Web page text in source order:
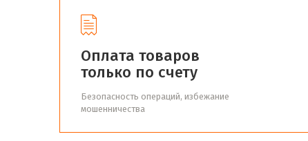
Оплата товаров
только по счету
Безопасность операций, избежание
мошенничества